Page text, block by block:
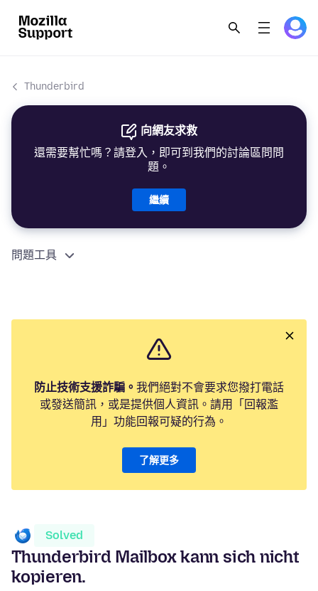
Thunderbird
向網友求救
還需要幫忙嗎？請登入，即可到我們的討論區問問
題。
繼續
問題工具
防止技術支援詐騙。 我們絕對不會要求您撥打電話
或發送簡訊，或是提供個人資訊。請用「回報濫
用」功能回報可疑的行為。
了解更多
Solved
Thunderbird Mailbox kann sich nicht
kopieren.